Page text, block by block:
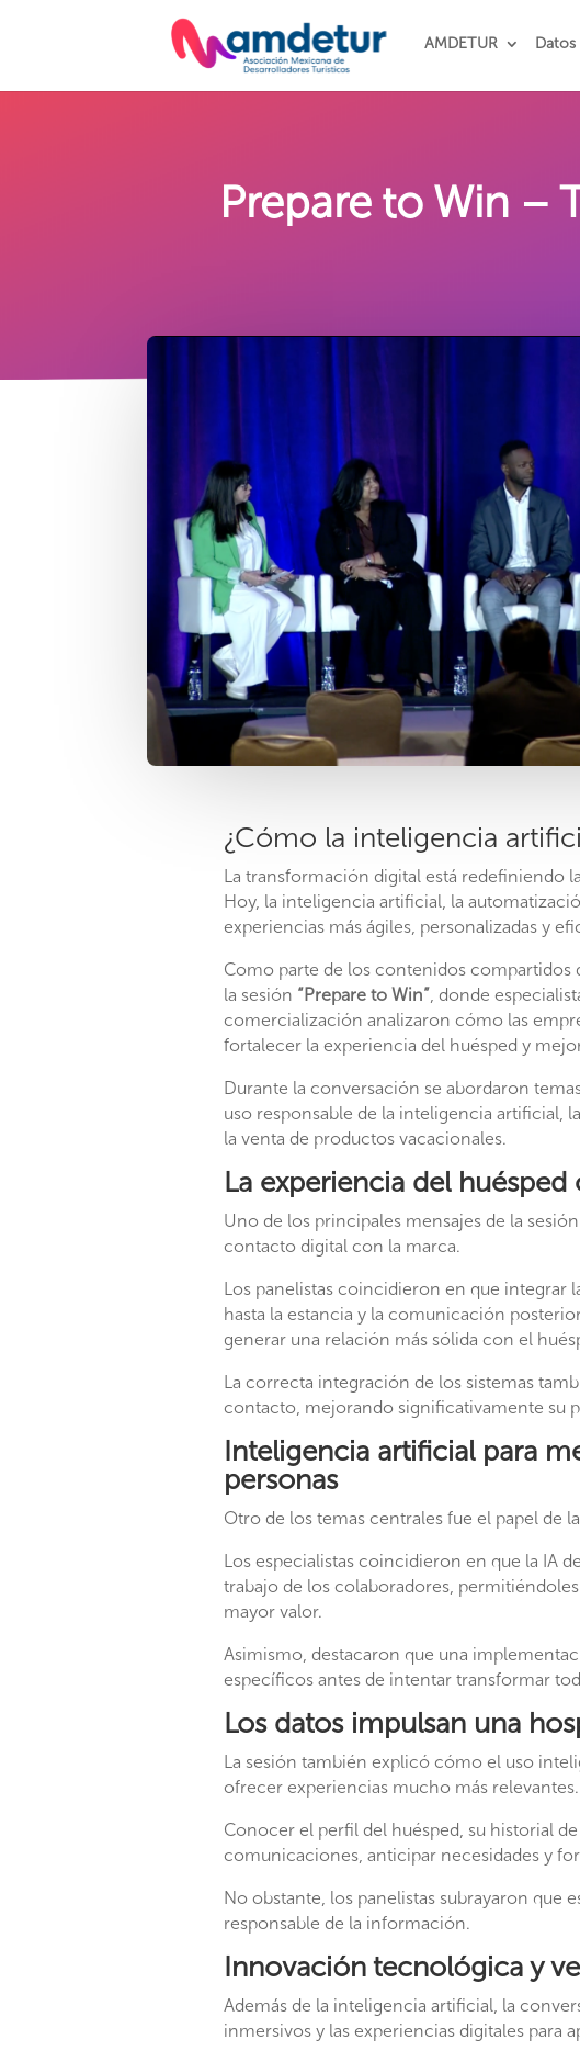
AMDETUR Datos
Prepare to Win –
¿Cómo la inteligencia
La transformación digital está redefiniendo
Hoy, la inteligencia artificial, la
experiencias más ágiles, personalizadas y
Como parte de los contenidos compartidos
la sesión “Prepare to Win”, donde
comercialización analizaron cómo las
fortalecer la experiencia del huésped y
Durante la conversación se abordaron
uso responsable de la inteligencia artificial,
la venta de productos vacacionales.
La experiencia del
Uno de los principales mensajes de la
contacto digital con la marca.
Los panelistas coincidieron en que
hasta la estancia y la comunicación
generar una relación más sólida con el
La correcta integración de los sistemas
contacto, mejorando significativamente su
Inteligencia artificial para
personas
Otro de los temas centrales fue el papel de
Los especialistas coincidieron en que la IA
trabajo de los colaboradores,
mayor valor.
Asimismo, destacaron que una
específicos antes de intentar transformar
Los datos impulsan una
La sesión también explicó cómo el uso
ofrecer experiencias mucho más relevantes.
Conocer el perfil del huésped, su historial
comunicaciones, anticipar necesidades y
No obstante, los panelistas subrayaron que
responsable de la información.
Innovación tecnológica y
Además de la inteligencia artificial, la
inmersivos y las experiencias digitales para